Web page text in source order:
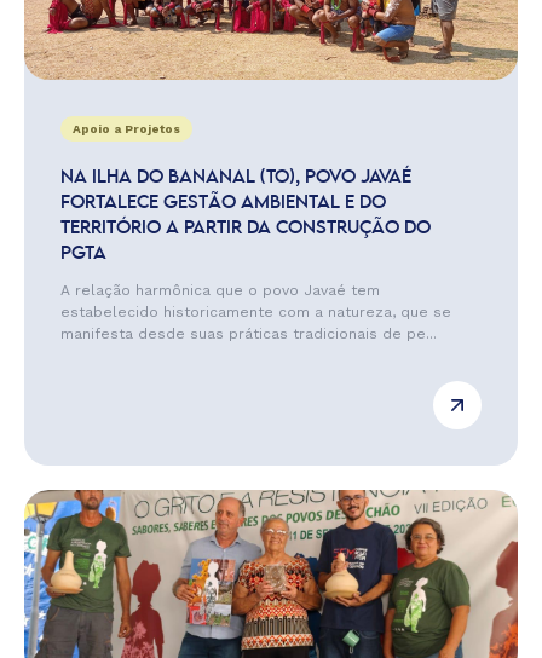
Apoio a Projetos
NA ILHA DO BANANAL (TO), POVO JAVAÉ
FORTALECE GESTÃO AMBIENTAL E DO
TERRITÓRIO A PARTIR DA CONSTRUÇÃO DO
PGTA
A relação harmônica que o povo Javaé tem
estabelecido historicamente com a natureza, que se
manifesta desde suas práticas tradicionais de pe...